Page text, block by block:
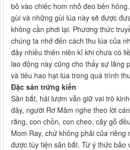
bỏ vào chiếc hom nhỏ đeo bên
gùi và những gùi lúa này sẽ được
không cần phơi lại. Phương thức
chúng ta nhớ đến cách thu lúa của
đây nhiều thiên niên kỉ khi chưa có
lao động này cũng cho thấy sự lãng
và tiêu hao hạt lúa trong quá trình
Đặc sản trứng kiến
Săn bắt, hái lượm vẫn giữ vai trò
đây, người Rơ Măm nghe theo lời
rằng, con chồn, con cheo, cây gỗ
Mom Ray, chứ không phải của riêng
được tùy tiện săn bắt. Từ ý thức bảo